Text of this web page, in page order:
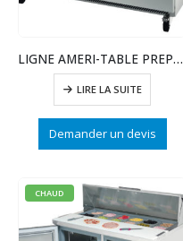
LIGNE AMERI-TABLE PREPA SAND/SALADE AVC 4 TIROIRS
LIRE LA SUITE
Demander un devis
CHAUD